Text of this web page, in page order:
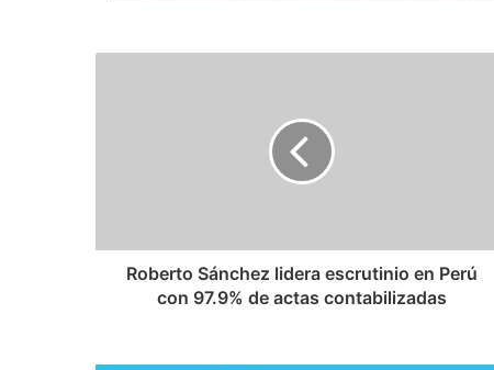
Roberto Sánchez lidera escrutinio en Perú
con 97.9% de actas contabilizadas